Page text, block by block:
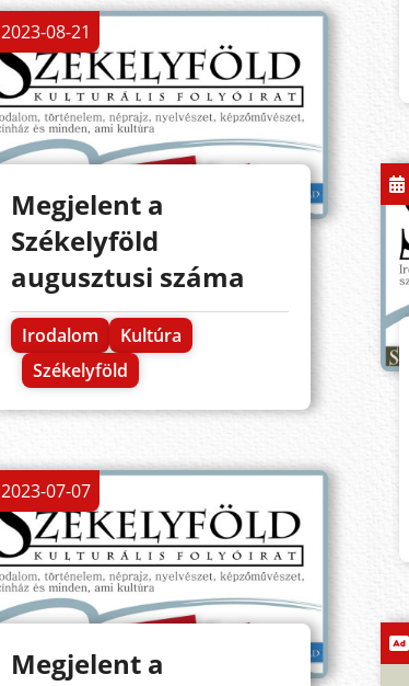
2023-08-21
Megjelent a
Székelyföld
augusztusi száma
Irodalom
Kultúra
Székelyföld
2023-07-07
Megjelent a